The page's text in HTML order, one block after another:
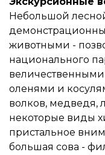
Небольшой
животными -
национального
оленями и
волков, медведя,
некоторые виды
пристальное
большая сова -